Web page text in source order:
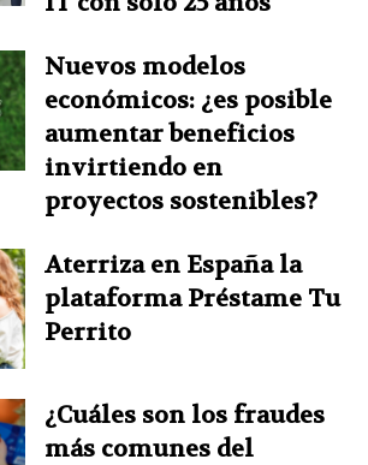
Nuevos modelos
económicos: ¿es posible
aumentar beneficios
invirtiendo en
proyectos sostenibles?
Aterriza en España la
plataforma Préstame Tu
Perrito
¿Cuáles son los fraudes
más comunes del